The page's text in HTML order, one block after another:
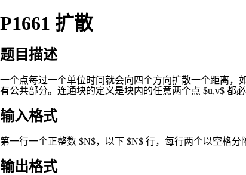
P1661 扩散
题目描述
一个点每过一个单位时间就会向四个方向扩散一个距离，如
有公共部分。连通块的定义是块内的任意两个点 $u,v$ 都必
输入格式
第一行一个正整数 $N$，以下 $N$ 行，每行两个以空格分
输出格式